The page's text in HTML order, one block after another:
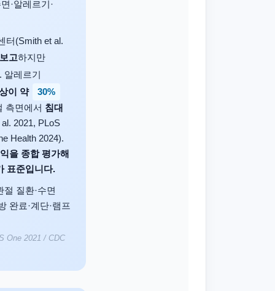
·알레르기·
터(Smith et al.
고하지만
레르기
이 약
30%
측면에서 침대
2021, PLoS
Health 2024).
을 종합 평가해
표준입니다.
질환·수면
완료·계단·램프
One 2021 / CDC